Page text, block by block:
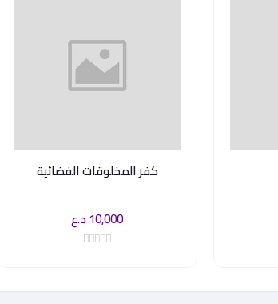
كفر المخلوقات الفضائية
10,000 د.ع